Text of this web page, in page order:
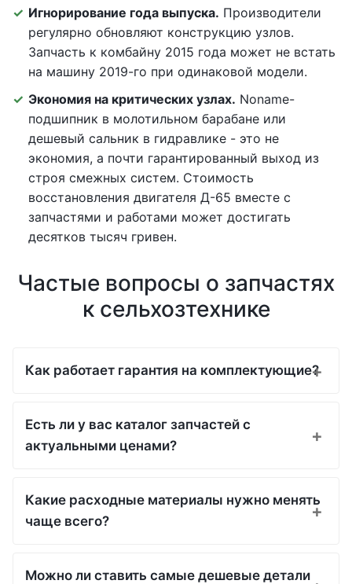
Игнорирование года выпуска. Производители
регулярно обновляют конструкцию узлов.
Запчасть к комбайну 2015 года может не встать
на машину 2019-го при одинаковой модели.
Экономия на критических узлах. Noname-
подшипник в молотильном барабане или
дешевый сальник в гидравлике - это не
экономия, а почти гарантированный выход из
строя смежных систем. Стоимость
восстановления двигателя Д-65 вместе с
запчастями и работами может достигать
десятков тысяч гривен.
Частые вопросы о запчастях
к сельхозтехнике
Как работает гарантия на комплектующие?
Есть ли у вас каталог запчастей с
актуальными ценами?
Какие расходные материалы нужно менять
чаще всего?
Можно ли ставить самые дешевые детали